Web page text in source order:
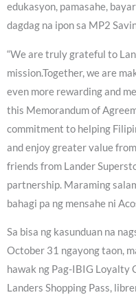
edukasyon, pamasahe,
dagdag na ipon sa MP2
“We are truly grateful to
mission.Together, we are
even more rewarding and
this Memorandum of
commitment to helping
and enjoy greater value
friends from Lander
partnership. Maraming
bahagi pa ng mensahe ni
Sa bisa ng kasunduan na
October 31 ngayong taon,
hawak ng Pag-IBIG Loyalty
Landers Shopping Pass,